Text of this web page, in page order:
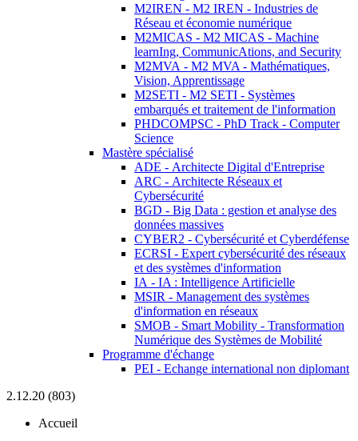
M2IREN - M2 IREN - Industries de
Réseau et économie numérique
M2MICAS - M2 MICAS - Machine
learnIng, CommunicAtions, and Security
M2MVA - M2 MVA - Mathématiques,
Vision, Apprentissage
M2SETI - M2 SETI - Systèmes
embarqués et traitement de l'information
PHDCOMPSC - PhD Track - Computer
Science
Mastère spécialisé
ADE - Architecte Digital d'Entreprise
ARC - Architecte Réseaux et
Cybersécurité
BGD - Big Data : gestion et analyse des
données massives
CYBER2 - Cybersécurité et Cyberdéfense
ECRSI - Expert cybersécurité des réseaux
et des systèmes d'information
IA - IA : Intelligence Artificielle
MSIR - Management des systèmes
d'information en réseaux
SMOB - Smart Mobility - Transformation
Numérique des Systèmes de Mobilité
Programme d'échange
PEI - Echange international non diplomant
2.12.20 (803)
Accueil